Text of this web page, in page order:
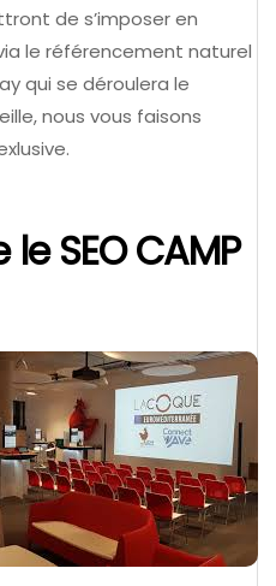
de s’imposer en
le référencement naturel
qui se déroulera le
nous vous faisons
SEO CAMP